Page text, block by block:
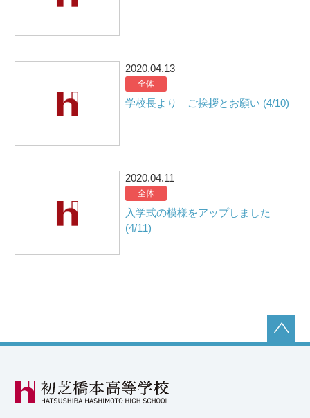
2020.04.13
全体
学校長より ご挨拶とお願い (4/10)
2020.04.11
全体
入学式の模様をアップしました
(4/11)